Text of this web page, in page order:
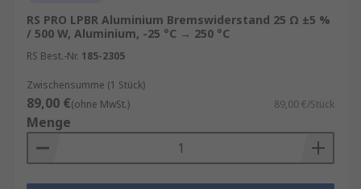
RS PRO LPBR Aluminium Bremswiderstand 25 Ω ±5 %
/ 500 W, Aluminium, -25 °C → 250 °C
RS Best.-Nr. 185-2305
Zwischensumme (1 Stück)
89,00 €(ohne MwSt.) 89,00 €/Stück
Menge